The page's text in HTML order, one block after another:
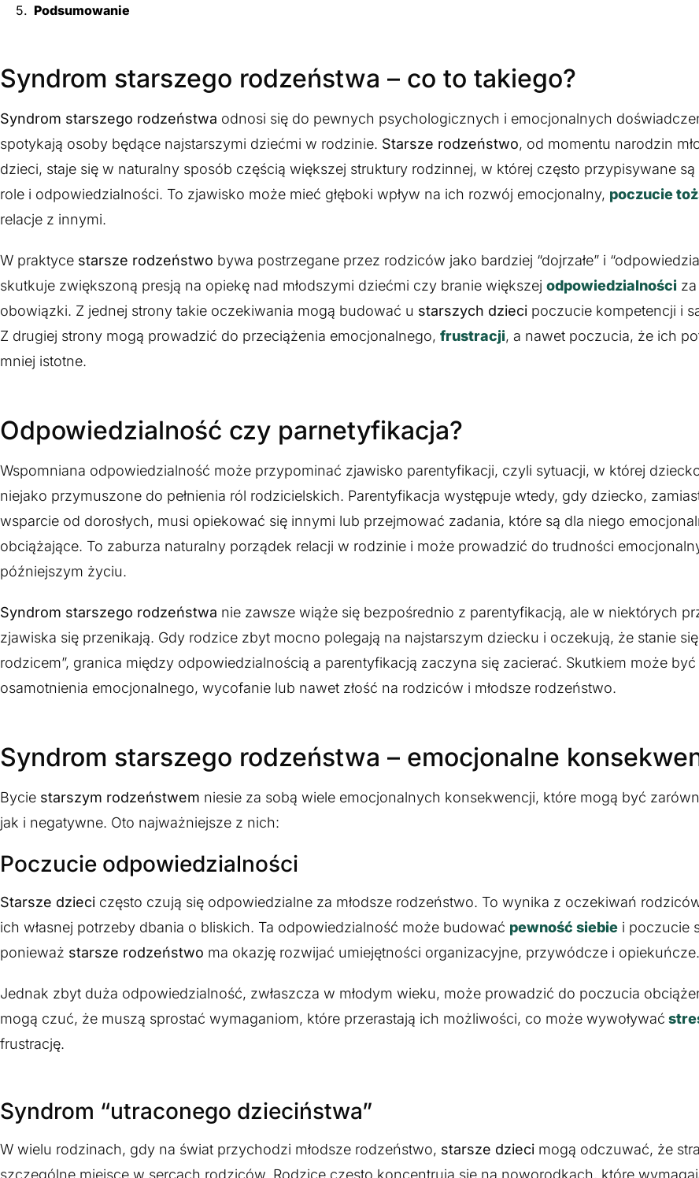
Podsumowanie
Syndrom starszego rodzeństwa – co to takiego?
Syndrom starszego rodzeństwa odnosi się do pewnych psychologicznych i emocjonalnych
spotykają osoby będące najstarszymi dziećmi w rodzinie. Starsze rodzeństwo, od momentu narodzin
dzieci, staje się w naturalny sposób częścią większej struktury rodzinnej, w której często przypisywane
role i odpowiedzialności. To zjawisko może mieć głęboki wpływ na ich rozwój emocjonalny, poczucie
relacje z innymi.
W praktyce starsze rodzeństwo bywa postrzegane przez rodziców jako bardziej “dojrzałe” i
skutkuje zwiększoną presją na opiekę nad młodszymi dziećmi czy branie większej odpowiedzialności
obowiązki. Z jednej strony takie oczekiwania mogą budować u starszych dzieci poczucie kompetencji i
Z drugiej strony mogą prowadzić do przeciążenia emocjonalnego, frustracji, a nawet poczucia, że ich
mniej istotne.
Odpowiedzialność czy parnetyfikacja?
Wspomniana odpowiedzialność może przypominać zjawisko parentyfikacji, czyli sytuacji, w której
niejako przymuszone do pełnienia ról rodzicielskich. Parentyfikacja występuje wtedy, gdy dziecko,
wsparcie od dorosłych, musi opiekować się innymi lub przejmować zadania, które są dla niego
obciążające. To zaburza naturalny porządek relacji w rodzinie i może prowadzić do trudności
późniejszym życiu.
Syndrom starszego rodzeństwa nie zawsze wiąże się bezpośrednio z parentyfikacją, ale w niektórych
zjawiska się przenikają. Gdy rodzice zbyt mocno polegają na najstarszym dziecku i oczekują, że stanie
rodzicem”, granica między odpowiedzialnością a parentyfikacją zaczyna się zacierać. Skutkiem może
osamotnienia emocjonalnego, wycofanie lub nawet złość na rodziców i młodsze rodzeństwo.
Syndrom starszego rodzeństwa – emocjonalne
Bycie starszym rodzeństwem niesie za sobą wiele emocjonalnych konsekwencji, które mogą być
jak i negatywne. Oto najważniejsze z nich:
Poczucie odpowiedzialności
Starsze dzieci często czują się odpowiedzialne za młodsze rodzeństwo. To wynika z oczekiwań
ich własnej potrzeby dbania o bliskich. Ta odpowiedzialność może budować pewność siebie i poczucie
ponieważ starsze rodzeństwo ma okazję rozwijać umiejętności organizacyjne, przywódcze i opiekuńcze.
Jednak zbyt duża odpowiedzialność, zwłaszcza w młodym wieku, może prowadzić do poczucia
mogą czuć, że muszą sprostać wymaganiom, które przerastają ich możliwości, co może wywoływać
frustrację.
Syndrom “utraconego dzieciństwa”
W wielu rodzinach, gdy na świat przychodzi młodsze rodzeństwo, starsze dzieci mogą odczuwać, że
szczególne miejsce w sercach rodziców. Rodzice często koncentrują się na noworodkach, które